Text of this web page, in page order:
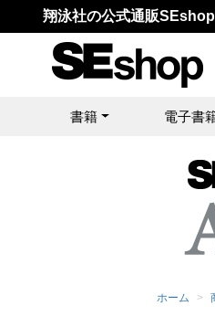
翔泳社の公式通販SEshop
書籍 電子書
ホーム